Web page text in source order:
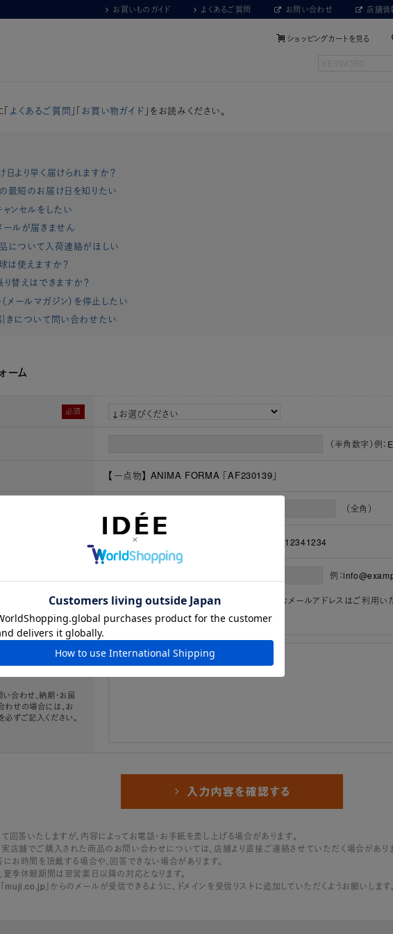
お買いものガイド よくあるご質問 お問い合わせ 店舗情
ショッピングカートを見る
よくあるご質問 」「お買い物ガイド 」をお読みください。
より早く届けられますか？
最短のお届け日を知りたい
ンセルをしたい
ールが届きません
について入荷連絡がほしい
は使えますか？
替えはできますか？
メールマガジン）を停止したい
きについて問い合わせたい
ーム
必須
（半角数字）例
【一点物】 ANIMA FORMA 「AF230139」
前 （全角）
（半角数字）例：09012341234
例：
※「.@ (@の前にドット)」、「.. (ドット2つ)」を含むメールアドレスはご利用
必須
合わせ、納期・お届
わせの場合には、お
ずご記入ください。
回答いたしますが、内容によってお電話・お手紙を差し上げる場合があります。
店舗でご購入された商品のお問い合わせについては、店舗より直接ご連絡させていただく場合があり
にお時間を頂戴する場合や、回答できない場合があります。
夏季休暇期間は翌営業日以降の対応となります。
muji.co.jp」からのメールが受信できるように、ドメインを受信リストに追加していただくようお願いします。